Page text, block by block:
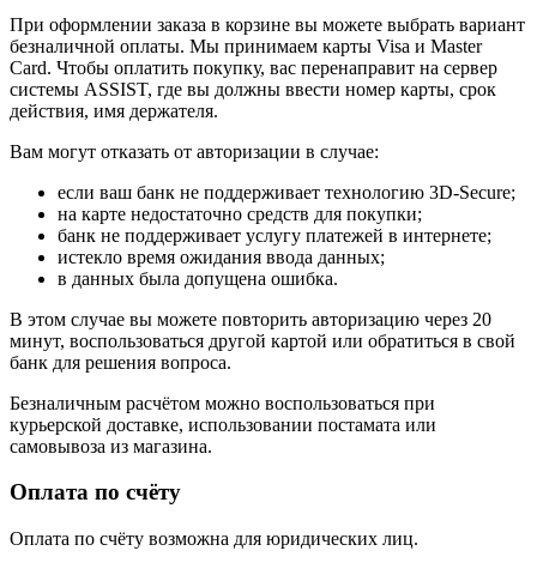
При оформлении заказа в корзине вы можете выбрать вариант
безналичной оплаты. Мы принимаем карты Visa и Master
Card. Чтобы оплатить покупку, вас перенаправит на сервер
системы ASSIST, где вы должны ввести номер карты, срок
действия, имя держателя.
Вам могут отказать от авторизации в случае:
если ваш банк не поддерживает технологию 3D-Secure;
на карте недостаточно средств для покупки;
банк не поддерживает услугу платежей в интернете;
истекло время ожидания ввода данных;
в данных была допущена ошибка.
В этом случае вы можете повторить авторизацию через 20
минут, воспользоваться другой картой или обратиться в свой
банк для решения вопроса.
Безналичным расчётом можно воспользоваться при
курьерской доставке, использовании постамата или
самовывоза из магазина.
Оплата по счёту
Оплата по счёту возможна для юридических лиц.